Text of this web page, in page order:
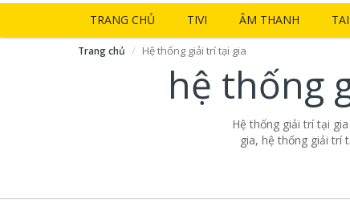
TRANG CHỦ TIVI ÂM THANH
Trang chủ Hệ thống giải trí tại gia
hệ thống
Hệ thống giải trí tại
gia, hệ thống giải trí